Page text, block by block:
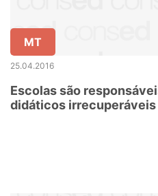
MT
25.04.2016
Escolas são
didáticos irrecuperáveis